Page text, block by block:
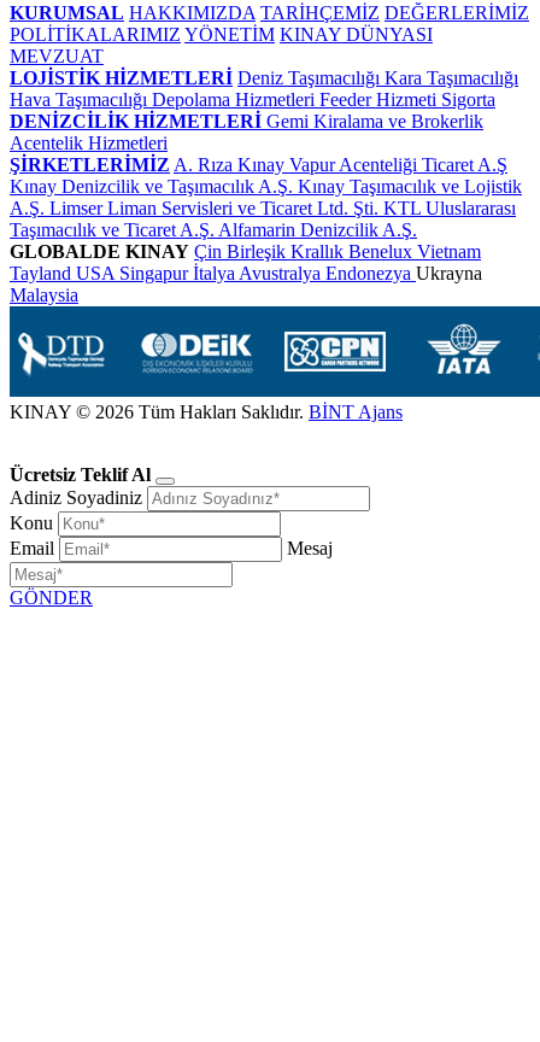
KURUMSAL HAKKIMIZDA TARİHÇEMİZ DEĞERLERİMİZ
POLİTİKALARIMIZ YÖNETİM KINAY DÜNYASI
MEVZUAT
LOJİSTİK HİZMETLERİ Deniz Taşımacılığı Kara Taşımacılığı
Hava Taşımacılığı Depolama Hizmetleri Feeder Hizmeti Sigorta
DENİZCİLİK HİZMETLERİ Gemi Kiralama ve Brokerlik
Acentelik Hizmetleri
ŞİRKETLERİMİZ A. Rıza Kınay Vapur Acenteliği Ticaret A.Ş
Kınay Denizcilik ve Taşımacılık A.Ş. Kınay Taşımacılık ve Lojistik
A.Ş. Limser Liman Servisleri ve Ticaret Ltd. Şti. KTL Uluslararası
Taşımacılık ve Ticaret A.Ş. Alfamarin Denizcilik A.Ş.
GLOBALDE KINAY Çin Birleşik Krallık Benelux Vietnam
Tayland USA Singapurİtalya Avustralya Endonezya Ukrayna
Malaysia
KINAY © 2026 Tüm Hakları Saklıdır. BİNT Ajans
Ücretsiz Teklif Al
Adiniz Soyadiniz
Konu
Email
Mesaj
GÖNDER